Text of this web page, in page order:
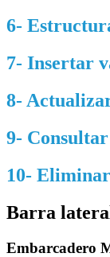
6-
7- Insertar
8-
9-
10-
Barra
Embarcadero